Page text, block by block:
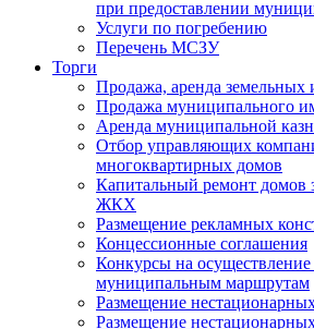
при предоставлении
Услуги по погребению
Перечень МСЗУ
Торги
Продажа, аренда земельных
Продажа муниципального
Аренда муниципальной
Отбор управляющих
многоквартирных домов
Капитальный ремонт домов
ЖКХ
Размещение рекламных
Концессионные соглашения
Конкурсы на осуществление
муниципальным маршрутам
Размещение
Размещение